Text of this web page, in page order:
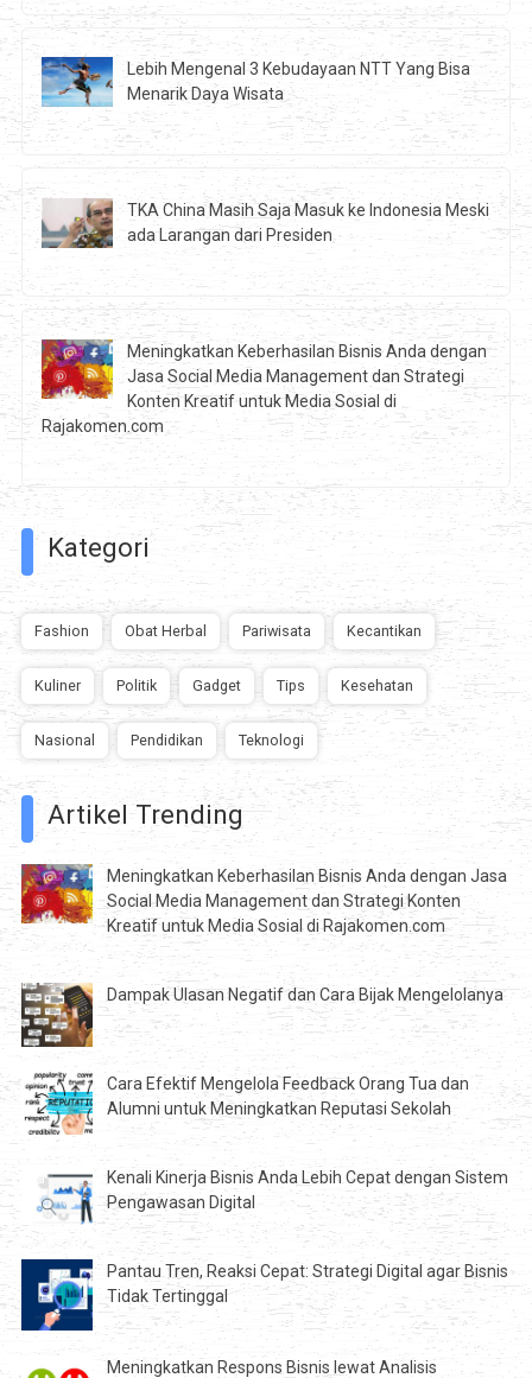
Lebih Mengenal 3 Kebudayaan NTT Yang Bisa
Menarik Daya Wisata
TKA China Masih Saja Masuk ke Indonesia Meski
ada Larangan dari Presiden
Meningkatkan Keberhasilan Bisnis Anda dengan
Jasa Social Media Management dan Strategi
Konten Kreatif untuk Media Sosial di
Rajakomen.com
Kategori
Fashion Obat Herbal Pariwisata Kecantikan
Kuliner Politik Gadget Tips Kesehatan
Nasional Pendidikan Teknologi
Artikel Trending
Meningkatkan Keberhasilan Bisnis Anda dengan Jasa
Social Media Management dan Strategi Konten
Kreatif untuk Media Sosial di Rajakomen.com
Dampak Ulasan Negatif dan Cara Bijak Mengelolanya
Cara Efektif Mengelola Feedback Orang Tua dan
Alumni untuk Meningkatkan Reputasi Sekolah
Kenali Kinerja Bisnis Anda Lebih Cepat dengan Sistem
Pengawasan Digital
Pantau Tren, Reaksi Cepat: Strategi Digital agar Bisnis
Tidak Tertinggal
Meningkatkan Respons Bisnis lewat Analisis